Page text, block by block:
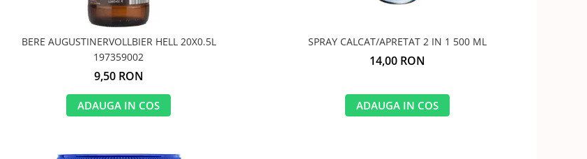
BERE AUGUSTINERVOLLBIER HELL 20X0.5L
197359002
9,50 RON
ADAUGA IN COS
SPRAY CALCAT/APRETAT 2 IN 1 500 ML
14,00 RON
ADAUGA IN COS